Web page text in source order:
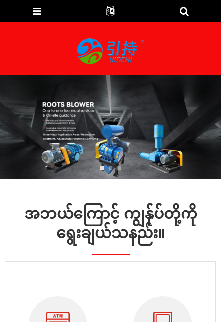
အဘယ်ကြောင့် ကျွန်ုပ်တို့ကို
ရွေးချယ်သနည်း။